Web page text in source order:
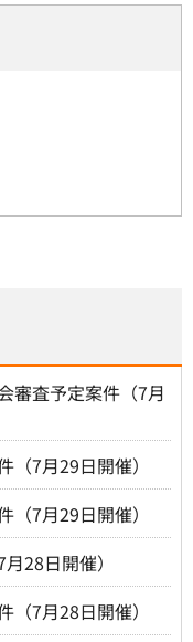
審査予定案件（7月
7月29日開催）
7月29日開催）
28日開催）
7月28日開催）